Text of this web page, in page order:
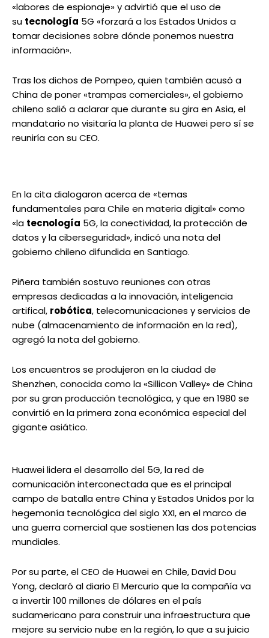
«labores de espionaje» y advirtió que el uso de
su tecnología 5G «forzará a los Estados Unidos a
tomar decisiones sobre dónde ponemos nuestra
información».
Tras los dichos de Pompeo, quien también acusó a
China de poner «trampas comerciales», el gobierno
chileno salió a aclarar que durante su gira en Asia, el
mandatario no visitaría la planta de Huawei pero sí se
reuniría con su CEO.
En la cita dialogaron acerca de «temas
fundamentales para Chile en materia digital» como
«la tecnología 5G, la conectividad, la protección de
datos y la ciberseguridad», indicó una nota del
gobierno chileno difundida en Santiago.
Piñera también sostuvo reuniones con otras
empresas dedicadas a la innovación, inteligencia
artifical, robótica, telecomunicaciones y servicios de
nube (almacenamiento de información en la red),
agregó la nota del gobierno.
Los encuentros se produjeron en la ciudad de
Shenzhen, conocida como la «Sillicon Valley» de China
por su gran producción tecnológica, y que en 1980 se
convirtió en la primera zona económica especial del
gigante asiático.
Huawei lidera el desarrollo del 5G, la red de
comunicación interconectada que es el principal
campo de batalla entre China y Estados Unidos por la
hegemonía tecnológica del siglo XXI, en el marco de
una guerra comercial que sostienen las dos potencias
mundiales.
Por su parte, el CEO de Huawei en Chile, David Dou
Yong, declaró al diario El Mercurio que la compañía va
a invertir 100 millones de dólares en el país
sudamericano para construir una infraestructura que
mejore su servicio nube en la región, lo que a su juicio